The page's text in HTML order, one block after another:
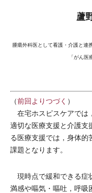
蘆
腫瘍外科医として看護・介護と連
「がん
（前回よりつづく ）
在宅ホスピスケアでは
適切な医療支援と介護支
る医療支援では，身体的
課題となります。
現時点で緩和できる症
満感や嘔気・嘔吐，呼吸